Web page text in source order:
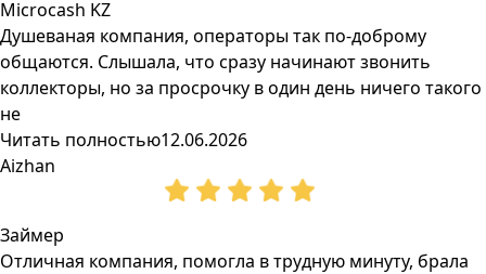
Microcash KZ
Душеваная компания, операторы так по-доброму
общаются. Слышала, что сразу начинают звонить
коллекторы, но за просрочку в один день ничего такого
не
Читать полностью12.06.2026
Aizhan
Займер
Отличная компания, помогла в трудную минуту, брала